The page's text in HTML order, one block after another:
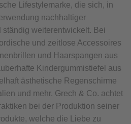
Lifestylemarke, die sich, in
nachhaltiger
ständig weiterentwickelt. Bei
und zeitlose Accessoires
und Haarspangen aus
Kindergummistiefel aus
ästhetische Regenschirme
und mehr. Grech & Co. achtet
bei der Produktion seiner
welche die Liebe zu